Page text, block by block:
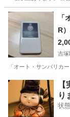
福岡 北九州市
R
1）
吉塚
「オート・サンバリカ
福岡 福岡市
り
状